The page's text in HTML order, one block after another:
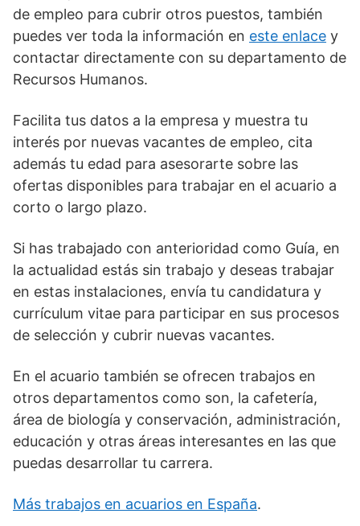
de empleo para cubrir otros puestos, también
puedes ver toda la información en este enlace y
contactar directamente con su departamento de
Recursos Humanos.
Facilita tus datos a la empresa y muestra tu
interés por nuevas vacantes de empleo, cita
además tu edad para asesorarte sobre las
ofertas disponibles para trabajar en el acuario a
corto o largo plazo.
Si has trabajado con anterioridad como Guía, en
la actualidad estás sin trabajo y deseas trabajar
en estas instalaciones, envía tu candidatura y
currículum vitae para participar en sus procesos
de selección y cubrir nuevas vacantes.
En el acuario también se ofrecen trabajos en
otros departamentos como son, la cafetería,
área de biología y conservación, administración,
educación y otras áreas interesantes en las que
puedas desarrollar tu carrera.
Más trabajos en acuarios en España.